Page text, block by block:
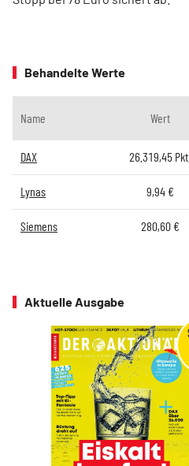
Behandelte Werte
Name Wert
DAX 26.319,45 Pkt.
Lynas 9,94€
Siemens 280,60€
Aktuelle Ausgabe